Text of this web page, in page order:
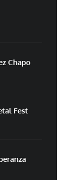
pour
Chapo
Fest